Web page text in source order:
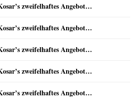
zweifelhaftes Angebot…
zweifelhaftes Angebot…
zweifelhaftes Angebot…
zweifelhaftes Angebot…
zweifelhaftes Angebot…